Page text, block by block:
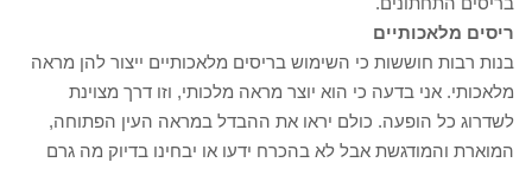
ריסים מלאכותיים
בנות רבות חוששות כי השימוש בריסים מלאכותיים ייצור להן מראה
מלאכותי. אני בדעה כי הוא יוצר מראה מלכותי, וזו דרך מצוינת
לשדרוג כל הופעה. כולם יראו את ההבדל במראה העין הפתוחה,
המוארת והמודגשת אבל לא בהכרח ידעו או יבחינו בדיוק מה גרם